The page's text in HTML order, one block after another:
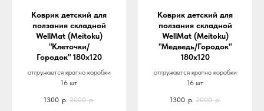
Коврик детский для
ползания складной
WellMat (Meitoku)
"Клеточки/
Городок" 180х120
отгружается кратно коробки
16 шт
1300 р. 2000 р.
Коврик детский для
ползания складной
WellMat (Meitoku)
"Медведь/Городок"
180х120
отгружается кратно коробки
16 шт
1300 р. 2000 р.